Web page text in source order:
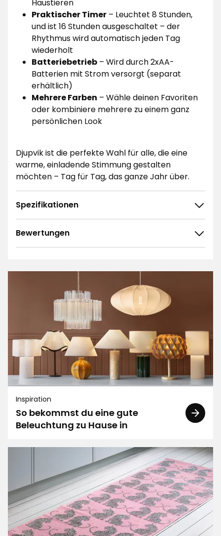
Haustieren
Praktischer Timer – Leuchtet 8 Stunden,
und ist 16 Stunden ausgeschaltet – der
Rhythmus wird automatisch jeden Tag
wiederholt
Batteriebetrieb – Wird durch 2xAA-
Batterien mit Strom versorgt (separat
erhältlich)
Mehrere Farben – Wähle deinen Favoriten
oder kombiniere mehrere zu einem ganz
persönlichen Look
Djupvik ist die perfekte Wahl für alle, die eine
warme, einladende Stimmung gestalten
möchten – Tag für Tag, das ganze Jahr über.
Spezifikationen
Bewertungen
4.9
3 ☆
Filtern nach
Bewertungen (98)
YB Yvonne B
super
Stilvolles Design
Übersetzt aus dem Schwedischen •
Auf Originalsprache anzeigen
Inspiration
So bekommst du eine gute
Beleuchtung zu Hause in